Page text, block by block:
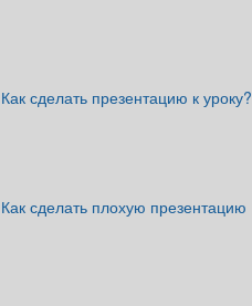
Как сделать презентацию к уроку?
Как сделать плохую презентацию